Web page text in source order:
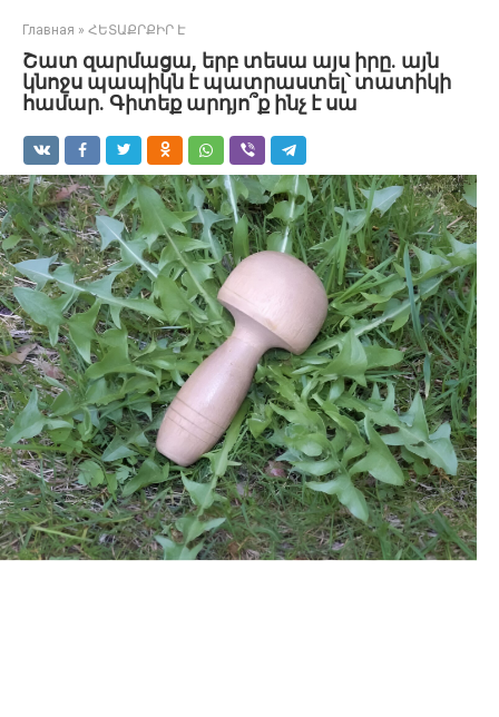
Главная » ՀԵՏԱՔՐՔԻՐ Է
Շատ զարմացա, երբ տեսա այս իրը. այն
կնոջս պապիկն է պատրաստել՝ տատիկի
համար. Գիտեք արդյո՞ք ինչ է սա